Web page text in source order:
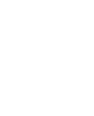
প্রু জেরী